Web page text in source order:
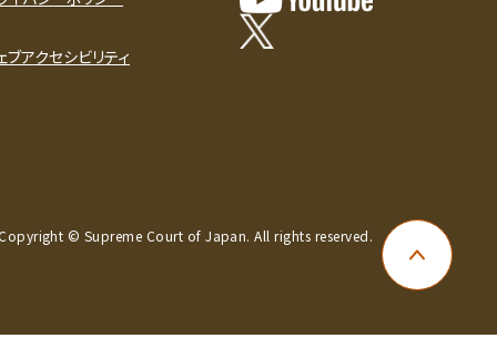
ページ上
ブアクセシビリティ
© Supreme Court of Japan. All rights reserved.